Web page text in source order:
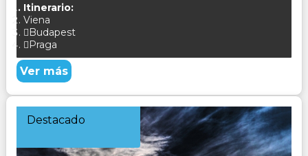
Itinerario:
Viena
Budapest
Praga
Ver más
Destacado